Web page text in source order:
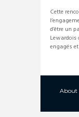
Cette
d’être un
Lewardois
engagés
About